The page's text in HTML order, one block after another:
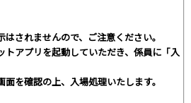
されませんので、ご注意ください。
トアプリを起動していただき、係員に「入
面を確認の上、入場処理いたします。